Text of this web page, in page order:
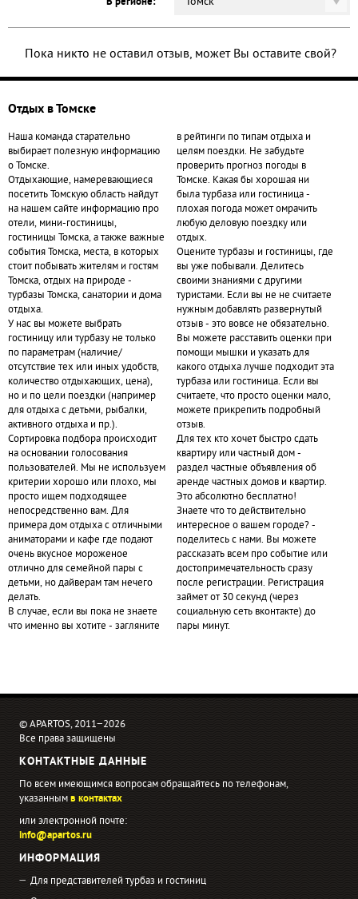
Пока никто не оставил отзыв, может Вы оставите свой?
Отдых в Томске
Наша команда старательно
выбирает полезную информацию
о Томске.
Отдыхающие, намеревающиеся
посетить Томскую область найдут
на нашем сайте информацию про
отели, мини-гостиницы,
гостиницы Томска, а также важные
события Томска, места, в которых
стоит побывать жителям и гостям
Томска, отдых на природе -
турбазы Томска, санатории и дома
отдыха.
У нас вы можете выбрать
гостиницу или турбазу не только
по параметрам (наличие/
отсутствие тех или иных удобств,
количество отдыхающих, цена),
но и по цели поездки (например
для отдыха с детьми, рыбалки,
активного отдыха и пр.).
Сортировка подбора происходит
на основании голосования
пользователей. Мы не используем
критерии хорошо или плохо, мы
просто ищем подходящее
непосредственно вам. Для
примера дом отдыха с отличными
аниматорами и кафе где подают
очень вкусное мороженое
отлично для семейной пары с
детьми, но дайверам там нечего
делать.
В случае, если вы пока не знаете
что именно вы хотите - загляните
в рейтинги по типам отдыха и
целям поездки. Не забудьте
проверить прогноз погоды в
Томске. Какая бы хорошая ни
была турбаза или гостиница -
плохая погода может омрачить
любую деловую поездку или
отдых.
Оцените турбазы и гостиницы, где
вы уже побывали. Делитесь
своими знаниями с другими
туристами. Если вы не не считаете
нужным добавлять развернутый
отзыв - это вовсе не обязательно.
Вы можете расставить оценки при
помощи мышки и указать для
какого отдыха лучше подходит эта
турбаза или гостиница. Если вы
считаете, что просто оценки мало,
можете прикрепить подробный
отзыв.
Для тех кто хочет быстро сдать
квартиру или частный дом -
раздел частные объявления об
аренде частных домов и квартир.
Это абсолютно бесплатно!
Знаете что то действительно
интересное о вашем городе? -
поделитесь с нами. Вы можете
рассказать всем про событие или
достопримечательность сразу
после регистрации. Регистрация
займет от 30 секунд (через
социальную сеть вконтакте) до
пары минут.
© APARTOS, 2011−2026
Все права защищены
КОНТАКТНЫЕ ДАННЫЕ
По всем имеющимся вопросам обращайтесь по телефонам,
указаннымв контактах
или электронной почте:
info@apartos.ru
ИНФОРМАЦИЯ
Для представителей турбаз и гостиниц